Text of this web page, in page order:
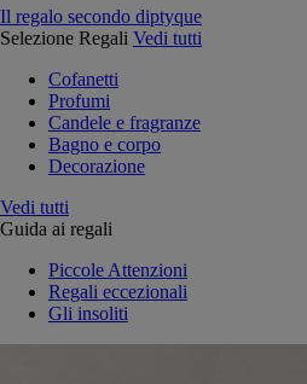
Il regalo secondo diptyque
Selezione Regali Vedi tutti
Cofanetti
Profumi
Candele e fragranze
Bagno e corpo
Decorazione
Vedi tutti
Guida ai regali
Piccole Attenzioni
Regali eccezionali
Gli insoliti